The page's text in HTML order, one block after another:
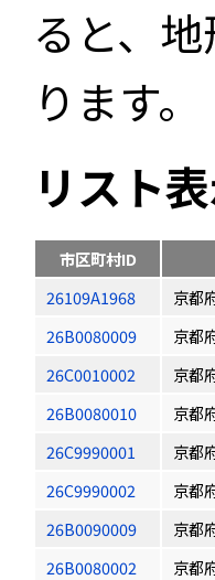
ると、
ります。
リスト
市区町村ID
26109A1968
京都
26B0080009
京都
26C0010002
京都
26B0080010
京都
26C9990001
京都
26C9990002
京都
26B0090009
京都
26B0080002
京都